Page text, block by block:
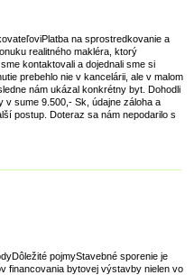
na sprostredkovanie a
realitného makléra, ktorý
kontaktovali a dojednali sme si
prebehlo nie v kancelárii, ale v malom
nám ukázal konkrétny byt. Dohodli
sume 9.500,- Sk, údajne záloha a
postup. Doteraz sa nám nepodarilo s
pojmyStavebné sporenie je
financovania bytovej výstavby nielen vo